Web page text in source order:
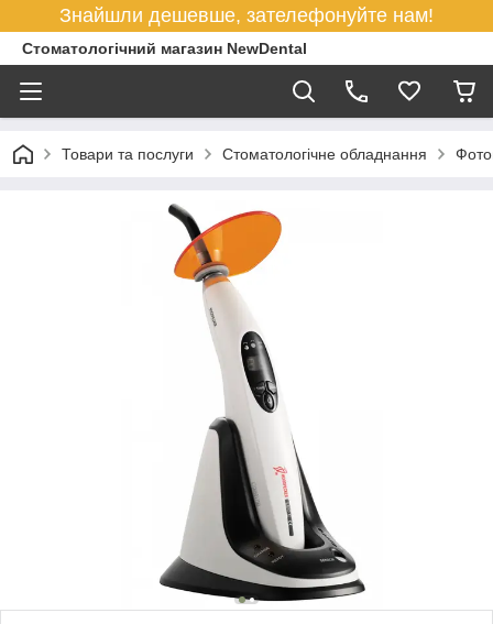
Знайшли дешевше, зателефонуйте нам!
Стоматологічний магазин NewDental
Товари та послуги Стоматологічне обладнання